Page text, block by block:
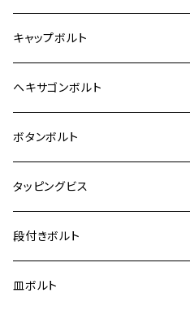
ジェイド
スーパーカブ C125
BALIUS-Ⅱ
ER-6N
MT-03
MT-25
スズキ【ステンレス】
ジクサー150
ジクサー250
ホンダ【チタン】
ジェイド
スーパーカブ C125
カワサキ【チタン】
250TR
GPZ900R
ヤマハ【チタン】
シグナスX
シグナスX SR
スズキ【チタン】
KATANA
Z900RS SE
ZRX1100/ZRX1100Ⅱ
CB1300SF/CB1300SB
CB400SF/CB400SB
SUZUKI
YAMAHA
ホンダ
ヤマハ
スズキ
M20 P1.5
M20 P2.5
M30 P1.5
キャップボルト
ステンレス
M4
M5
チタン
M3
M4
ヘキサゴンボルト
ステンレス
M4
M5
チタン
M4
M5
ボタンボルト
ステンレス
M4
M5
チタン
M3
タッピングビス
ステンレス
M4
チタン
段付きボルト
ステンレス
皿ボルト